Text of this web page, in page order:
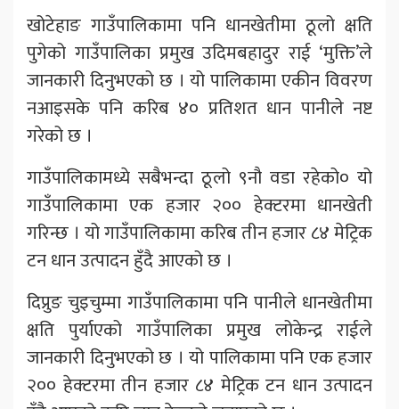
खोटेहाङ गाउँपालिकामा पनि धानखेतीमा ठूलो क्षति
पुगेको गाउँपालिका प्रमुख उदिमबहादुर राई ‘मुक्ति’ले
जानकारी दिनुभएको छ । यो पालिकामा एकीन विवरण
नआइसके पनि करिब ४० प्रतिशत धान पानीले नष्ट
गरेको छ ।
गाउँपालिकामध्ये सबैभन्दा ठूलो ९नौ वडा रहेको० यो
गाउँपालिकामा एक हजार २०० हेक्टरमा धानखेती
गरिन्छ । यो गाउँपालिकामा करिब तीन हजार ८४ मेट्रिक
टन धान उत्पादन हुँदै आएको छ ।
दिप्रुङ चुइचुम्मा गाउँपालिकामा पनि पानीले धानखेतीमा
क्षति पुर्याएको गाउँपालिका प्रमुख लोकेन्द्र राईले
जानकारी दिनुभएको छ । यो पालिकामा पनि एक हजार
२०० हेक्टरमा तीन हजार ८४ मेट्रिक टन धान उत्पादन